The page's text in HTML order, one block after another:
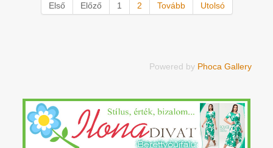
Első Előző 1 2 Tovább Utolsó
Powered by Phoca Gallery